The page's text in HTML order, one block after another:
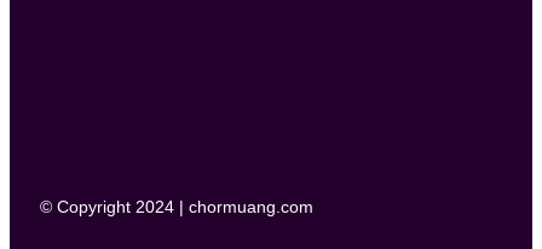
© Copyright 2024 | chormuang.com